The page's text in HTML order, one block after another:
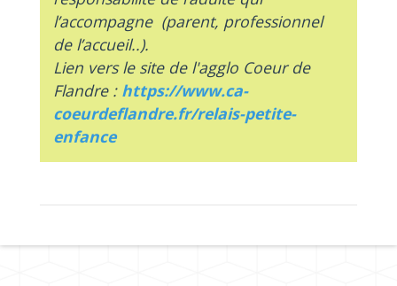
l’accompagne (parent, professionnel
de l’accueil..).
Lien vers le site de l'agglo Coeur de
Flandre : https://www.ca-
coeurdeflandre.fr/relais-petite-
enfance